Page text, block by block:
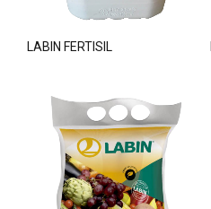
LABIN FERTISIL